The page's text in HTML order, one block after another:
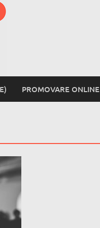
PROMOVARE ONLINE